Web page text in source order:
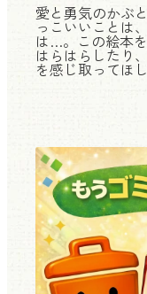
愛と勇気のかぶ
っこいいことは
は…。この絵本
はらはらしたり
を感じ取ってほ